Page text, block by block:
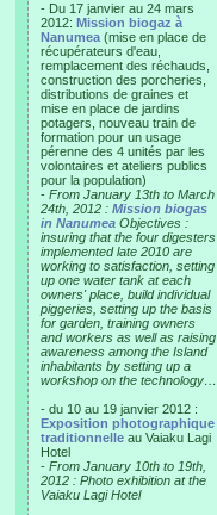
- Du 17 janvier au 24 mars
2012: Mission biogaz à
Nanumea (mise en place de
récupérateurs d'eau,
remplacement des réchauds,
construction des porcheries,
distributions de graines et
mise en place de jardins
potagers, nouveau train de
formation pour un usage
pérenne des 4 unités par les
volontaires et ateliers publics
pour la population)
- From January 13th to March
24th, 2012 : Mission biogas
in Nanumea Objectives :
insuring that the four digesters
implemented late 2010 are
working to satisfaction, setting
up one water tank at each
owners' place, build individual
piggeries, setting up the basis
for garden, training owners
and workers as well as raising
awareness among the Island
inhabitants by setting up a
workshop on the technology…
- du 10 au 19 janvier 2012 :
Exposition photographique
traditionnelle au Vaiaku Lagi
Hotel
- From January 10th to 19th,
2012 : Photo exhibition at the
Vaiaku Lagi Hotel